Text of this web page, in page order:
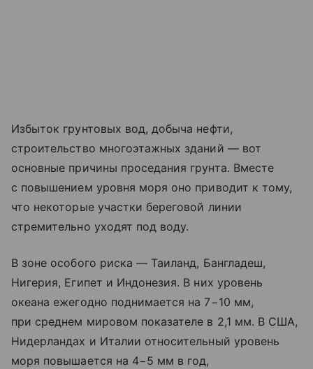
Избыток грунтовых вод, добыча нефти,
строительство многоэтажных зданий — вот
основные причины проседания грунта. Вместе
с повышением уровня моря оно приводит к тому,
что некоторые участки береговой линии
стремительно уходят под воду.
В зоне особого риска — Таиланд, Бангладеш,
Нигерия, Египет и Индонезия. В них уровень
океана ежегодно поднимается на 7−10 мм,
при среднем мировом показателе в 2,1 мм. В США,
Нидерландах и Италии относительный уровень
моря повышается на 4−5 мм в год,